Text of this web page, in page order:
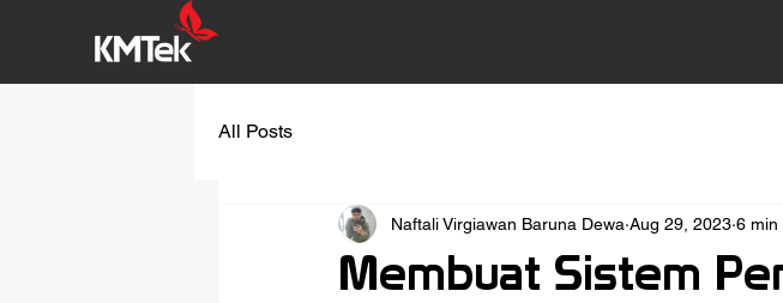
All Posts
Membuat Sistem
Naftali Virgiawan Baruna Dewa Aug 29, 2023 6 min